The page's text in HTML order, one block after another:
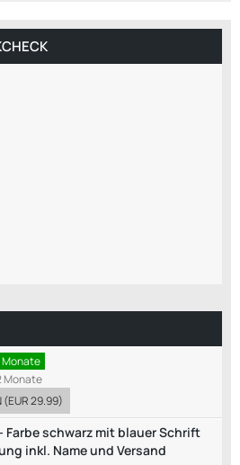
Monate
Monate
(EUR 29.99)
Farbe schwarz mit blauer Schrift
inkl. Name und Versand